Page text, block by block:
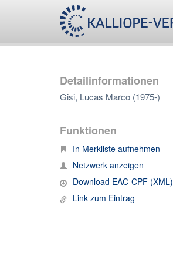
Detailinformationen
Gisi, Lucas Marco (1975-)
Funktionen
In Merkliste aufnehmen
Netzwerk anzeigen
Download EAC-CPF (XML)
Link zum Eintrag